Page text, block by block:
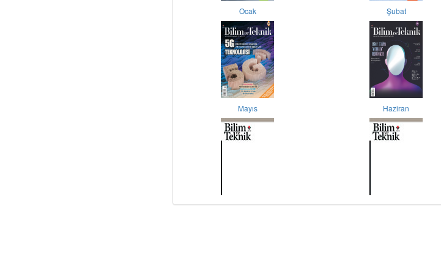
Ocak Şubat
Mayıs Haziran